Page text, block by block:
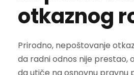
otkaznog
Prirodno, nepoštovanje
da radni odnos nije prestao,
da utiče na osnovnu pravnu